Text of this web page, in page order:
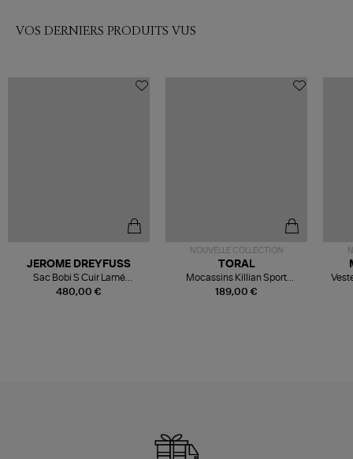
VOS DERNIERS PRODUITS VUS
480,00 €
JEROME DREYFUSS
Sac Bobi S Cuir Lamé
Champagne
NOUVELLE COLLECTION
189,00 €
TORAL
Mocassins Killian Sport
Mousse